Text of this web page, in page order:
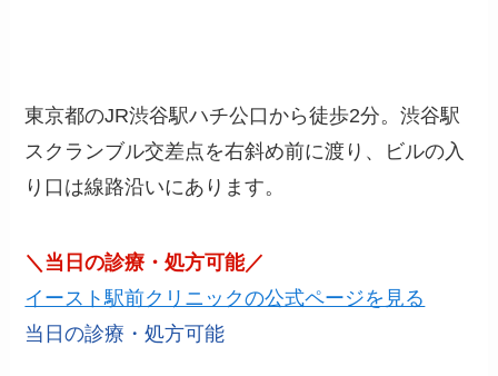
東京都のJR渋谷駅ハチ公口から徒歩2分。渋谷駅
スクランブル交差点を右斜め前に渡り、ビルの入
り口は線路沿いにあります。
＼当日の診療・処方可能／
イースト駅前クリニックの公式ページを見る
当日の診療・処方可能